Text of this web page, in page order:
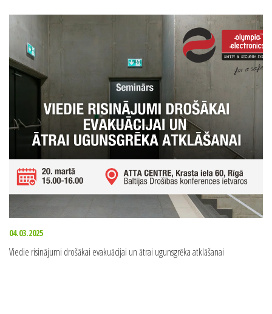
04.03.2025
Viedie risinājumi drošākai evakuācijai un ātrai ugunsgrēka atklāšanai